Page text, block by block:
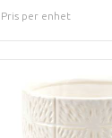
Pris per enhet